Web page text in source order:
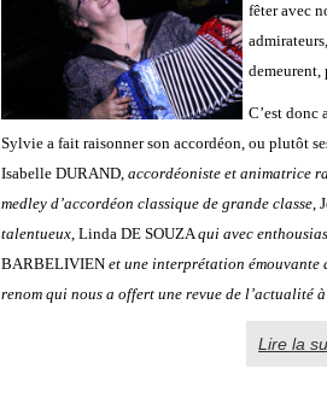
fêter avec
demeurent,
C’est donc
Sylvie a fait raisonner son accordéon, ou plutôt
Isabelle DURAND, accordéoniste et animatrice
medley d’accordéon classique de grande classe,
talentueux, Linda DE SOUZAqui avec
BARBELIVIEN et une interprétation émouvante
renom qui nous a offert une revue de l’actualité
Lire la